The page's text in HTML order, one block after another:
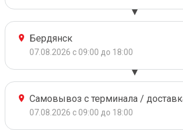
Бердянск
07.08.2026 с 09:00 до 18:00
Самовывоз с терминала /
07.08.2026 с 09:00 до 18:00